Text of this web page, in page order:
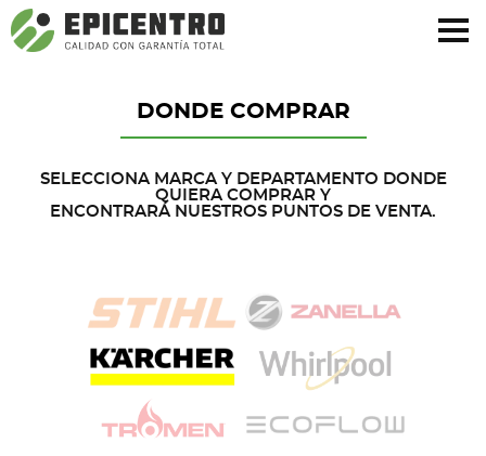
¿Olvidó su contraseña?Regístrese aquí
DONDE COMPRAR
SELECCIONA MARCA Y DEPARTAMENTO DONDE
QUIERA COMPRAR Y
ENCONTRARÁ NUESTROS PUNTOS DE VENTA.